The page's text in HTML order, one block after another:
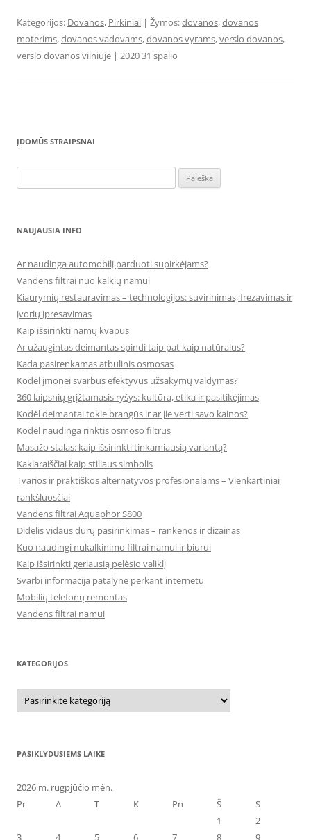
Kategorijos: Dovanos, Pirkiniai | Žymos:dovanos,dovanos
moterims,dovanos vadovams,dovanos vyrams,verslo dovanos,
verslo dovanos vilniuje | 2020 31 spalio
ĮDOMŪS STRAIPSNAI
NAUJAUSIA INFO
Ar naudinga automobilį parduoti supirkėjams?
Vandens filtrai nuo kalkių namui
Kiaurymių restauravimas – technologijos: suvirinimas, frezavimas ir
įvorių įpresavimas
Kaip išsirinkti namų kvapus
Ar užaugintas deimantas spindi taip pat kaip natūralus?
Kada pasirenkamas atbulinis osmosas
Kodėl įmonei svarbus efektyvus užsakymų valdymas?
360 laipsnių grįžtamasis ryšys: kultūra, etika ir pasitikėjimas
Kodėl deimantai tokie brangūs ir ar jie verti savo kainos?
Kodėl naudinga rinktis osmoso filtrus
Masažo stalas: kaip išsirinkti tinkamiausią variantą?
Kaklaraiščiai kaip stiliaus simbolis
Tvarios ir praktiškos alternatyvos profesionalams – Vienkartiniai
rankšluosčiai
Vandens filtrai Aquaphor S800
Didelis vidaus durų pasirinkimas – rankenos ir dizainas
Kuo naudingi nukalkinimo filtrai namui ir biurui
Kaip išsirinkti geriausią pelėsio valiklį
Svarbi informacija patalyne perkant internetu
Mobilių telefonų remontas
Vandens filtrai namui
KATEGORIJOS
Kategorijos
PASIKLYDUSIEMS LAIKE
2026 m. rugpjūčio mėn.
Pr
A T K Pn Š
S
1
2
3
4 5 6 7 8
9